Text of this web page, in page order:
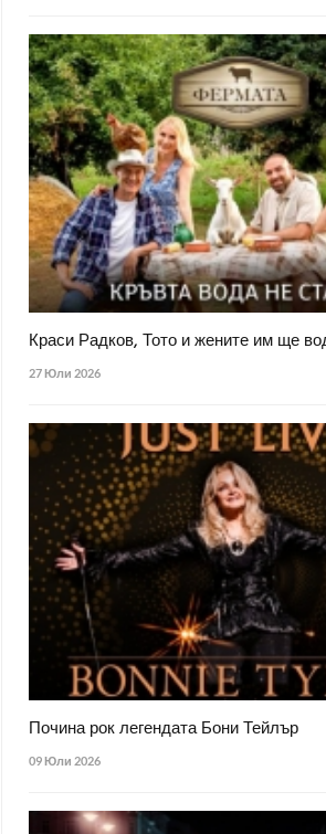
Краси Радков, Тото и жените им ще
27 Юли 2026
Почина рок легендата Бони Тейлър
09 Юли 2026